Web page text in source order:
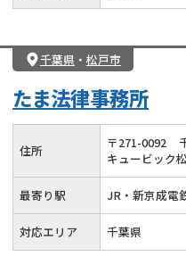
千葉県 ・ 松戸市
たま法律事務所
住所 〒271-0092
キュービック
最寄り駅 JR・新京成電
対応エリア 千葉県